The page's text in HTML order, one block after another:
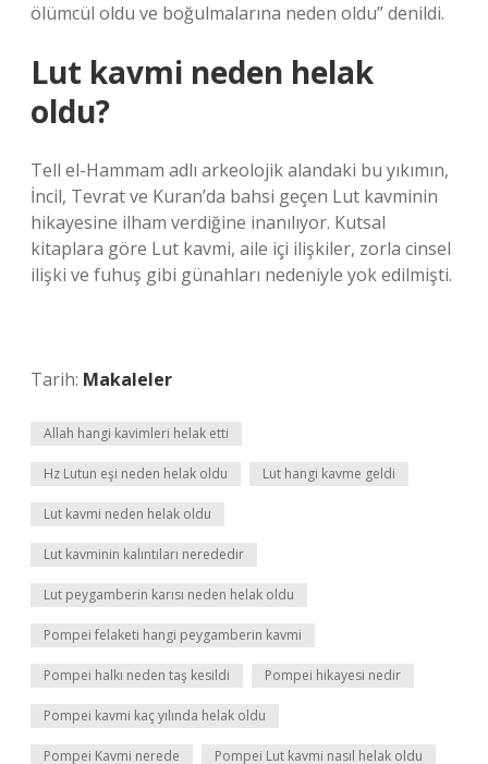
ölümcül oldu ve boğulmalarına neden oldu” denildi.
Lut kavmi neden helak
oldu?
Tell el-Hammam adlı arkeolojik alandaki bu yıkımın,
İncil, Tevrat ve Kuran’da bahsi geçen Lut kavminin
hikayesine ilham verdiğine inanılıyor. Kutsal
kitaplara göre Lut kavmi, aile içi ilişkiler, zorla cinsel
ilişki ve fuhuş gibi günahları nedeniyle yok edilmişti.
Tarih: Makaleler
Allah hangi kavimleri helak etti
Hz Lutun eşi neden helak oldu Lut hangi kavme geldi
Lut kavmi neden helak oldu
Lut kavminin kalıntıları nerededir
Lut peygamberin karısı neden helak oldu
Pompei felaketi hangi peygamberin kavmi
Pompei halkı neden taş kesildi Pompei hikayesi nedir
Pompei kavmi kaç yılında helak oldu
Pompei Kavmi nerede Pompei Lut kavmi nasıl helak oldu